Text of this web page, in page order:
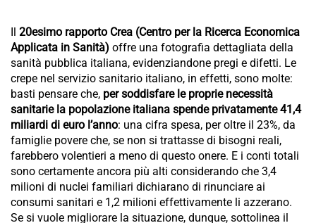
Il 20esimo rapporto Crea (Centro per la Ricerca Economica
Applicata in Sanità) offre una fotografia dettagliata della
sanità pubblica italiana, evidenziandone pregi e difetti. Le
crepe nel servizio sanitario italiano, in effetti, sono molte:
basti pensare che, per soddisfare le proprie necessità
sanitarie la popolazione italiana spende privatamente 41,4
miliardi di euro l’anno: una cifra spesa, per oltre il 23%, da
famiglie povere che, se non si trattasse di bisogni reali,
farebbero volentieri a meno di questo onere. E i conti totali
sono certamente ancora più alti considerando che 3,4
milioni di nuclei familiari dichiarano di rinunciare ai
consumi sanitari e 1,2 milioni effettivamente li azzerano.
Se si vuole migliorare la situazione, dunque, sottolinea il